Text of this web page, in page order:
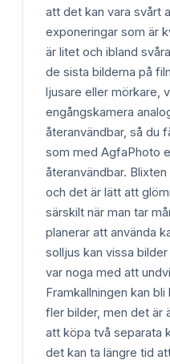
att det kan vara svårt
exponeringar som är
är litet och ibland
de sista bilderna på
ljusare eller mörkare,
engångskamera
återanvändbar, så du
som med AgfaPhoto
återanvändbar.
och det är lätt att
särskilt när man tar
planerar att använda
solljus kan vissa
var noga med att
Framkallningen kan
fler bilder, men det är
att köpa två separata
det kan ta längre tid